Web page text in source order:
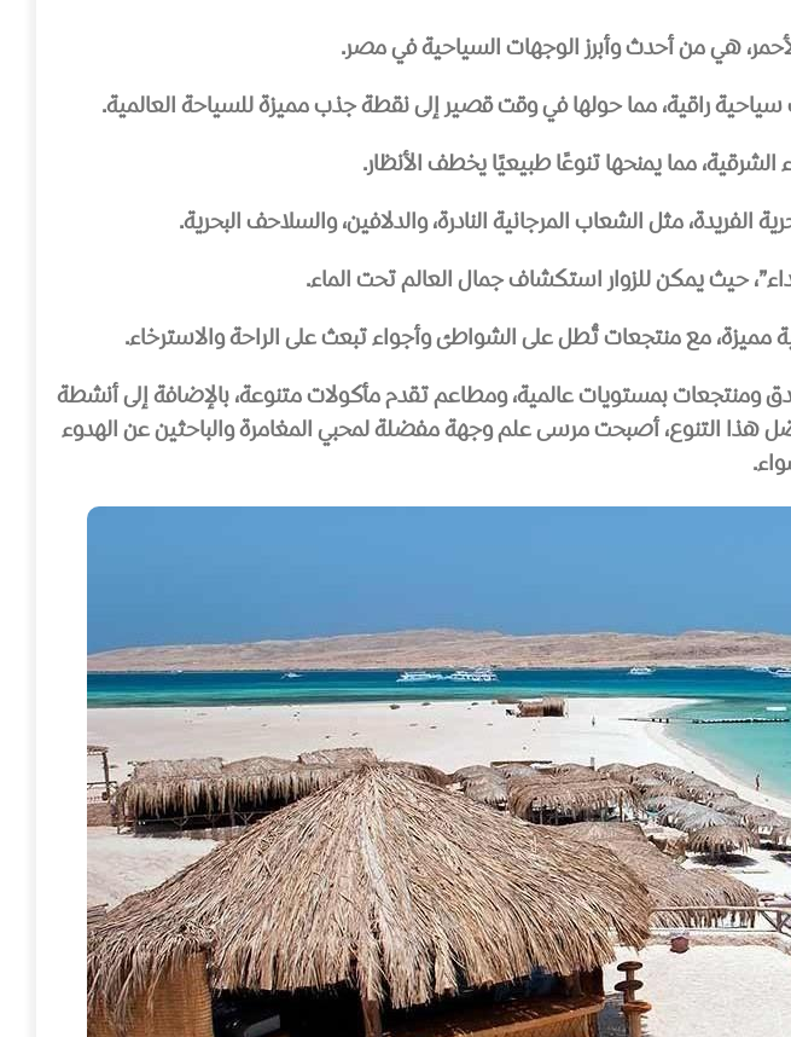
هي من أحدث وأبرز الوجهات السياحية في مصر.
مما يمنحها تنوعًا طبيعيًا يخطف الأنظار.
الفريدة، مثل الشعاب المرجانية النادرة، والدلافين، والسلاحف البحرية.
حيث يمكن للزوار استكشاف جمال العالم تحت الماء.
مع منتجعات تُطل على الشواطئ وأجواء تبعث على الراحة والاسترخاء.
ومنتجعات بمستويات عالمية، ومطاعم تقدم مأكولات متنوعة، بالإضافة إلى أنشطة
هذا التنوع، أصبحت مرسى علم وجهة مفضلة لمحبي المغامرة والباحثين عن الهدوء